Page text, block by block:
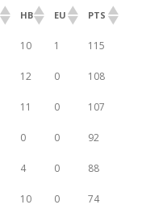
HB EU PTS
10 1 115
12 0 108
11 0 107
0 0 92
4 0 88
10 0 74